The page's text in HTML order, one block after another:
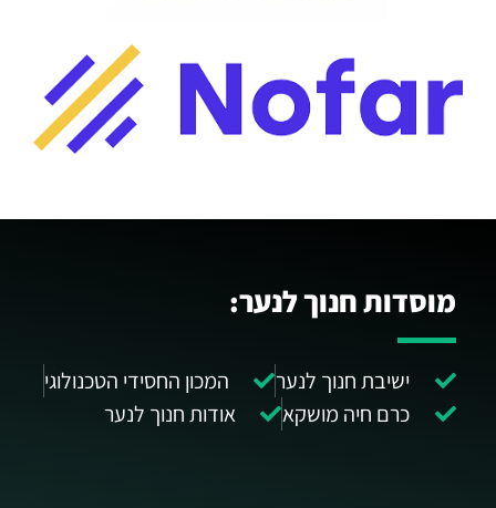
מוסדות חנוך לנער:
ישיבת חנוך לנער
המכון החסידי הטכנולוגי
כרם חיה מושקא
אודות חנוך לנער